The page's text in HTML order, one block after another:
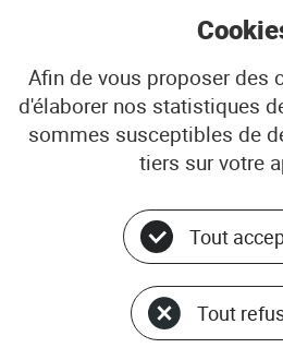
septembre
1984)
18, rue Jean Jaurès
02 98 33 51 71
©
PLAN DU
DONNÉES
Afin de vous proposer des
d'élaborer nos statistiques
sommes susceptibles de
tiers sur votre
Tout
Tout